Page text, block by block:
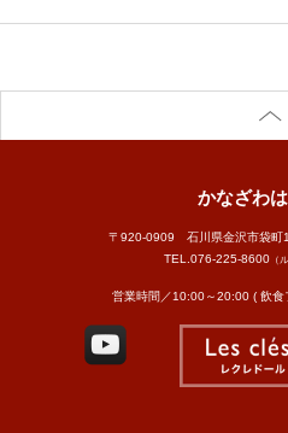
かなざわ
〒920-0909 石川県金沢市袋町
TEL.076-225-8600（
営業時間／10:00～20:00 ( 飲